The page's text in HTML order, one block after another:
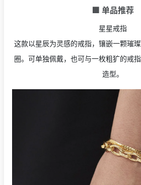
🟩 单品推荐
星星戒指
这款以星辰为灵感的戒指，镶嵌一颗璀
圈。可单独佩戴，也可与一枚粗犷的戒
造型。